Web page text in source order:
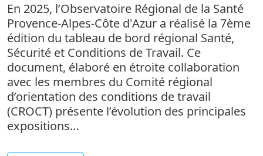
En 2025, l’Observatoire Régional de la Santé
Provence-Alpes-Côte d'Azur a réalisé la 7ème
édition du tableau de bord régional Santé,
Sécurité et Conditions de Travail. Ce
document, élaboré en étroite collaboration
avec les membres du Comité régional
d’orientation des conditions de travail
(CROCT) présente l’évolution des principales
expositions…